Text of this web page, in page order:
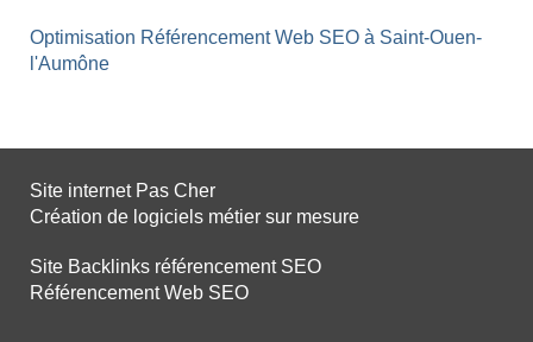
Optimisation Référencement Web SEO à Saint-Ouen-
l'Aumône
Site internet Pas Cher
Création de logiciels métier sur mesure
Site Backlinks référencement SEO
Référencement Web SEO